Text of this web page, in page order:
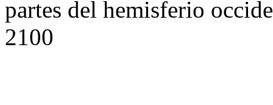
partes del hemisferio
2100